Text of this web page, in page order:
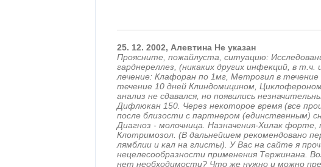
25. 12. 2002, Алевтина Не указан
Проясните, пожайлуста, ситуацию:
гарднереллез, (никаких других инфекций, в т.ч.
лечение: Клафоран по 1мг, Метрогил в течение
течение 10 дней Клиндомицином,
анализ не сдавался, но появились
Дифлюкан 150. Через некоторое время (все
после близости с партнером (единственным)
Диагноз - молочница. Назначения-Хилак
Клотримозол. (В дальнейшем рекомендовано
лямблии и кал на глисты). У Вас на сайте я
нецелесообразности применения Тержинана.
нет необходимости? Что же нужно и можно